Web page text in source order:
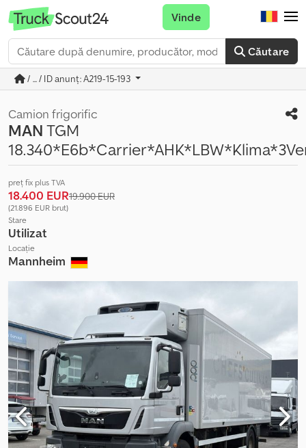
Căutare
Vinde
/ ... / ID anunț: A219-15-193
Camion frigorific
MANTGM
preț fix plus TVA
18.400 EUR19.900 EUR
(21.896 EUR brut)
Stare
Utilizat
Locație
Mannheim